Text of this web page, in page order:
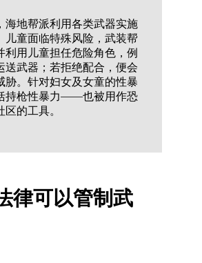
海地帮派利用各类武器实施
儿童面临特殊风险，武装帮
利用儿童担任危险角色，例
送武器；若拒绝配合，便会
胁。针对妇女及女童的性暴
枪性暴力——也被用作恐
的工具。
律可以管制武